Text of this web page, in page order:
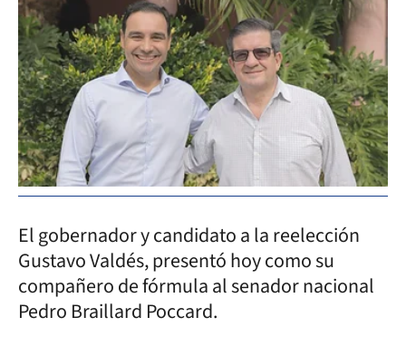
El gobernador y candidato a la reelección
Gustavo Valdés, presentó hoy como su
compañero de fórmula al senador nacional
Pedro Braillard Poccard.